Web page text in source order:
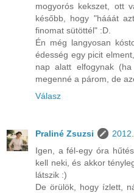
mogyorós kekszet, ott
később, hogy "hááát
finomat sütöttél" :D.
Én még langyosan
édesség egy picit
nap alatt elfogynak
megenné a párom, de
Válasz
Praliné Zsuzsi
Igen, a fél-egy óra
kell neki, és akkor
látszik :)
De örülök, hogy ízlett,